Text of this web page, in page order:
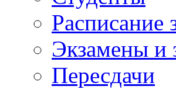
Расписание
Экзамены и
Пересдачи